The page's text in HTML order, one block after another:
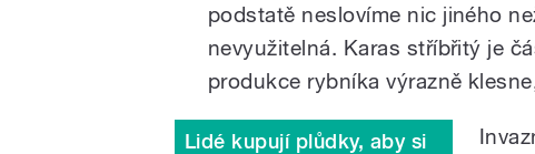
podstatě neslovíme nic jiného
nevyužitelná. Karas stříbřitý je
produkce rybníka výrazně
Lidé kupují plůdky, aby si